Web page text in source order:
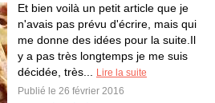
Et bien voilà un petit article que je
n'avais pas prévu d'écrire, mais qui
me donne des idées pour la suite.Il
y a pas très longtemps je me suis
décidée, très...
Lire la suite
Publié le 26 février 2016